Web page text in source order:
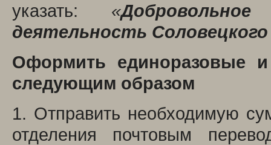
указать: «
деятельность
Оформить единоразовые
следующим образом
1. Отправить необходимую
отделения почтовым